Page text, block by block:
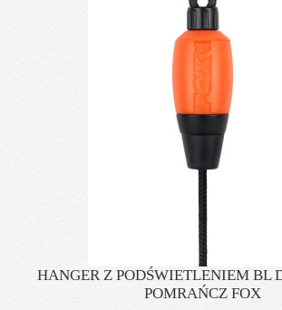
HANGER Z PODŚWIETLENIEM BL
POMRAŃCZ FOX